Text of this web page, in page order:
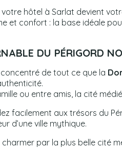
hôtel à Sarlat devient
et confort : la base idéale
DU PÉRIGORD
concentré de tout ce que la
ou entre amis, la cité
facilement aux trésors du
d’une ville mythique.
par la plus belle cité